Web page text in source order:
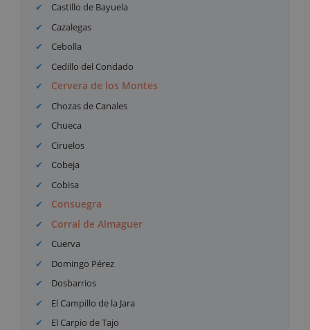
Castillo de Bayuela
Cazalegas
Cebolla
Cedillo del Condado
Cervera de los Montes
Chozas de Canales
Chueca
Ciruelos
Cobeja
Cobisa
Consuegra
Corral de Almaguer
Cuerva
Domingo Pérez
Dosbarrios
El Campillo de la Jara
El Carpio de Tajo